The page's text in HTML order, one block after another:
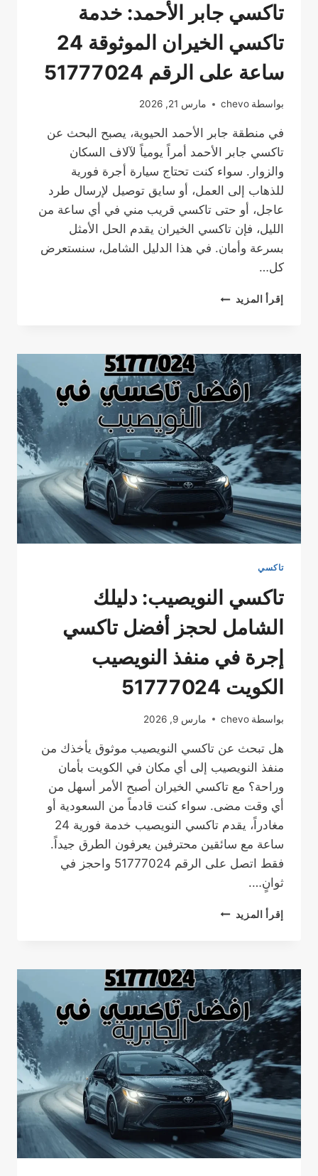
تاكسي جابر الأحمد: خدمة
تاكسي الخيران الموثوقة 24
ساعة على الرقم 51777024
بواسطة chevo مارس 21, 2026
في منطقة جابر الأحمد الحيوية، يصبح البحث عن
تاكسي جابر الأحمد أمراً يومياً لآلاف السكان
والزوار. سواء كنت تحتاج سيارة أجرة فورية
للذهاب إلى العمل، أو سايق توصيل لإرسال طرد
عاجل، أو حتى تاكسي قريب مني في أي ساعة من
الليل، فإن تاكسي الخيران يقدم الحل الأمثل
بسرعة وأمان. في هذا الدليل الشامل، سنستعرض
كل…
إقرأ المزيد تاكسي
تاكسي
الخيران
الموثوقة
24
ساعة
على
الرقم
51777024
تاكسي
تاكسي النويصيب: دليلك
الشامل لحجز أفضل تاكسي
إجرة في منفذ النويصيب
الكويت 51777024
بواسطة chevo مارس 9, 2026
هل تبحث عن تاكسي النويصيب موثوق يأخذك من
منفذ النويصيب إلى أي مكان في الكويت بأمان
وراحة؟ مع تاكسي الخيران أصبح الأمر أسهل من
أي وقت مضى. سواء كنت قادماً من السعودية أو
مغادراً، يقدم تاكسي النويصيب خدمة فورية 24
ساعة مع سائقين محترفين يعرفون الطرق جيداً.
فقط اتصل على الرقم 51777024 واحجز في
ثوانٍ….
إقرأ المزيد تاكسي
لحجز
أفضل
تاكسي
إجرة
في
منفذ
النويصيب
الكويت
51777024